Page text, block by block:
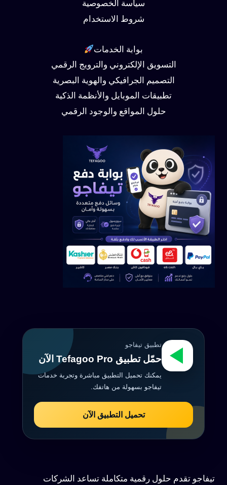
سياسة الخصوصية
شروط الاستخدام
بوابة الخدمات
التسويق الإلكتروني والترويج الرقمي
التصميم الجرافيكي والهوية البصرية
تطبيقات الموبايل والأنظمة الذكية
حلول المواقع والوجود الرقمي
تطبيق تيفاجو
حمّل تطبيق Tefagoo Pro الآن
يمكنك تحميل التطبيق مباشرة وتجربة خدمات
تيفاجو بسهولة من هاتفك.
تحميل التطبيق الآن
تيفاجو تقدم حلول رقمية متكاملة تساعد الشركات